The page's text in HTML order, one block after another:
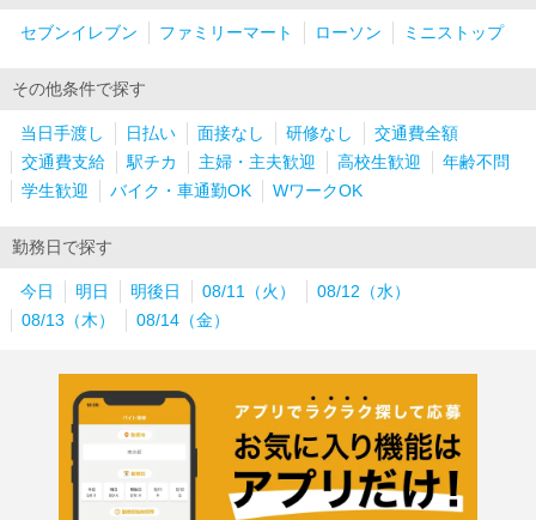
セブンイレブン ファミリーマート ローソン ミニストップ
その他条件で探す
当日手渡し 日払い 面接なし 研修なし
交通費全額
交通費支給
駅チカ 主婦・主夫歓迎 高校生歓迎
年齢不問
学生歓迎
バイク・車通勤OK WワークOK
勤務日で探す
今日 明日 明後日 08/11（火）
08/12（水）
08/13（木）
08/14（金）